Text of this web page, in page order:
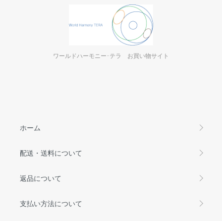
ワールドハーモニー･テラ お買い物サイト
ホーム
配送・送料について
返品について
支払い方法について